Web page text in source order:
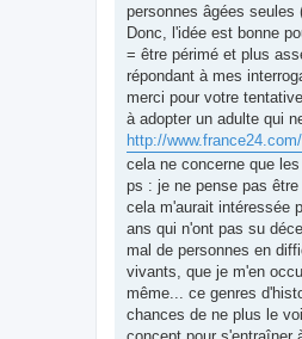
a
g
n
o
n
l
u
personnes âgées
Donc, l'idée est bonne
= être périmé et plus
répondant à mes
merci pour votre
à adopter un adulte qui
http://
cela ne concerne que
ps : je ne pense pas
cela m'aurait intéressée
ans qui n'ont pas su
mal de personnes en
vivants, que je m'en
même... ce genres
chances de ne plus le